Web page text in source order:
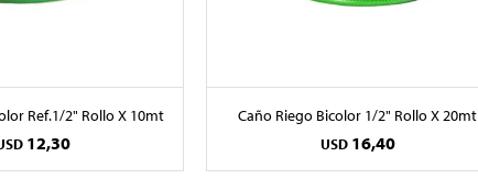
Ref.1/2" Rollo X 10mt
12,30
Caño Riego Bicolor 1/2" Rollo X 20mt
USD 16,40